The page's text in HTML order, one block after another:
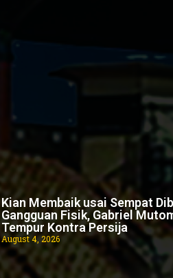
Kian Membaik usai Sempat
Gangguan Fisik, Gabriel
Tempur Kontra Persija
August 4, 2026